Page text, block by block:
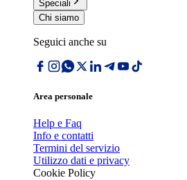
Speciali
Chi siamo
Seguici anche su
Area personale
Help e Faq
Info e contatti
Termini del servizio
Utilizzo dati e privacy
Cookie Policy